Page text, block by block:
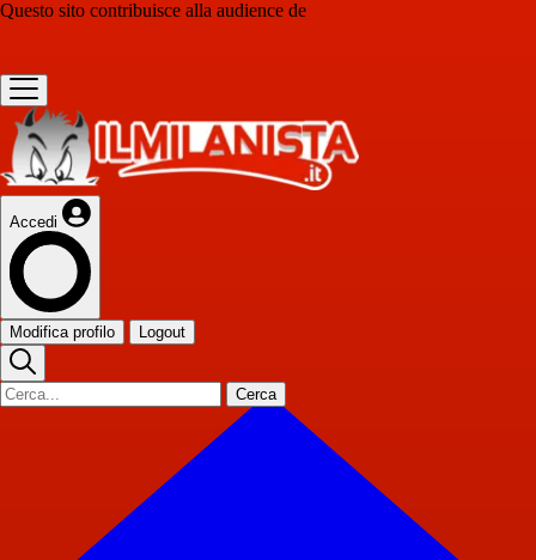
Questo sito contribuisce alla audience de
Accedi
Modifica profilo Logout
Cerca